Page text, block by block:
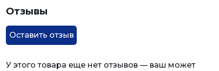
Отзывы
Оставить отзыв
У этого товара еще нет отзывов — ваш может